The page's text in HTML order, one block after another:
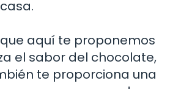
aquí te proponemos
el sabor del chocolate,
te proporciona una